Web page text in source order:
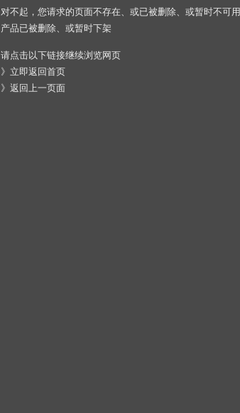
对不起，您请求的页面不存在、或已被删除、或暂时不可用
产品已被删除、或暂时下架
请点击以下链接继续浏览网页
》 立即返回首页
》 返回上一页面